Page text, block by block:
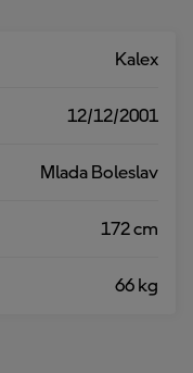
Kalex
12/12/2001
Mlada Boleslav
172 cm
66 kg